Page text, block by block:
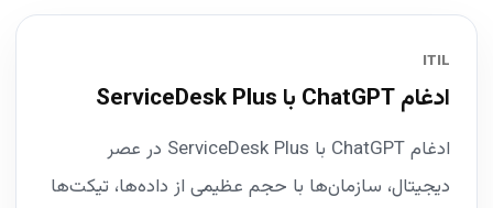
ITIL
ادغام ChatGPT با ServiceDesk Plus
ادغام ChatGPT با ServiceDesk Plus در عصر
دیجیتال، سازمان‌ها با حجم عظیمی از داده‌ها، تیکت‌ها